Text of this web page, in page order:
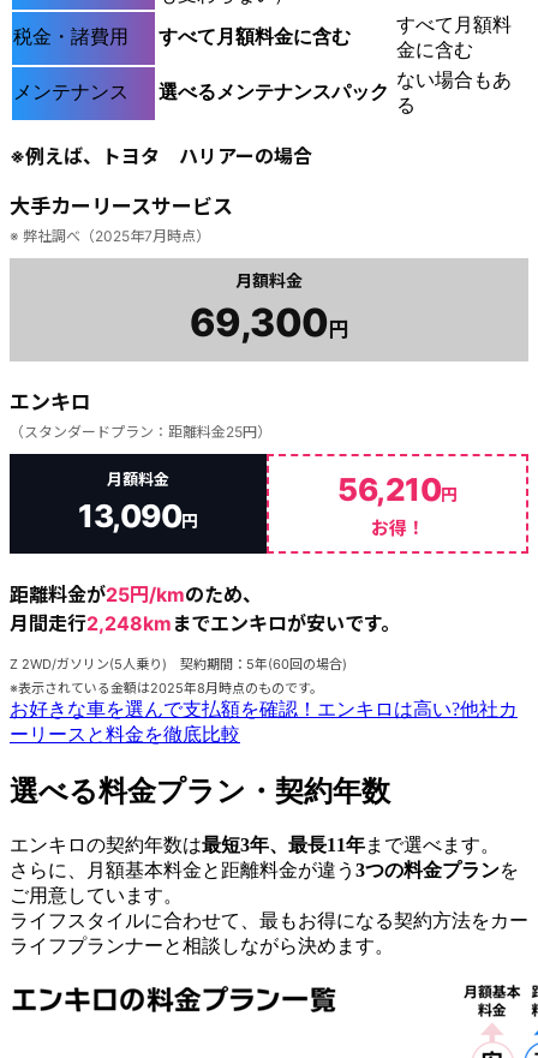
税金・諸費用 すべて月額料金に含む
すべて月額料
金に含む
メンテナンス 選べるメンテナンスパック
ない場合もあ
る
※例えば、トヨタ ハリアーの場合
大手カーリースサービス
※ 弊社調べ（2025年7月時点）
月額料金
69,300円
エンキロ
（スタンダードプラン：距離料金25円）
月額料金
13,090円
56,210円
お得！
距離料金が25円/kmのため、
月間走行2,248km までエンキロが安いです。
Z 2WD/ガソリン(5人乗り) 契約期間：5年(60回の場合)
※表示されている金額は2025年8月時点のものです。
お好きな車を選んで支払額を確認！ エンキロは高い?他社カ
ーリースと料金を徹底比較
選べる料金プラン・契約年数
エンキロの契約年数は最短3年、最長11年まで選べます。
さらに、月額基本料金と距離料金が違う 3つの料金プランを
ご用意しています。
ライフスタイルに合わせて、最もお得になる契約方法をカー
ライフプランナーと相談しながら決めます。